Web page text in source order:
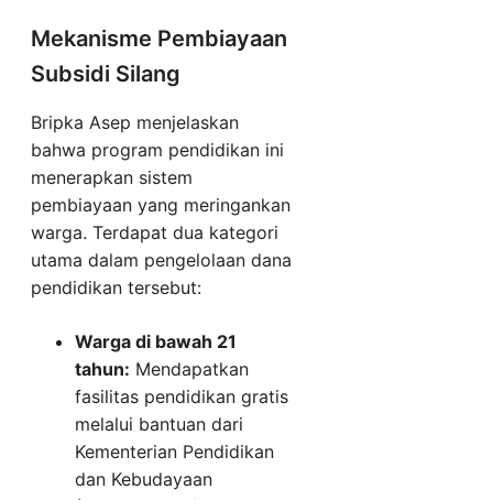
Mekanisme Pembiayaan
Subsidi Silang
Bripka Asep menjelaskan
bahwa program pendidikan ini
menerapkan sistem
pembiayaan yang meringankan
warga. Terdapat dua kategori
utama dalam pengelolaan dana
pendidikan tersebut:
Warga di bawah 21
tahun: Mendapatkan
fasilitas pendidikan gratis
melalui bantuan dari
Kementerian Pendidikan
dan Kebudayaan